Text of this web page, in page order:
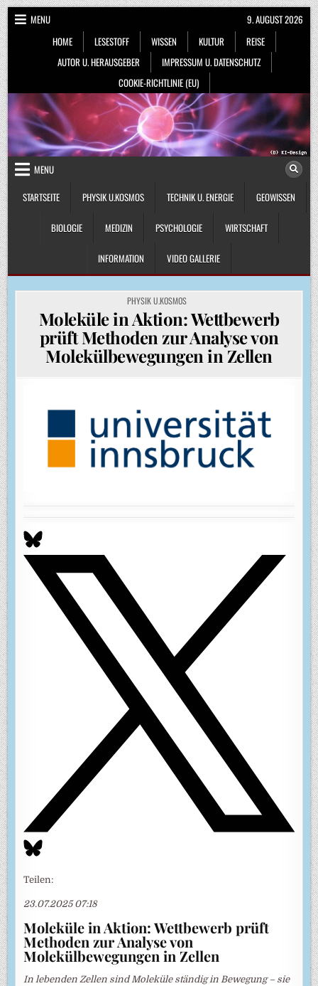
Skip
to
content
MENU
HOME
LESESTOFF WISSEN KULTUR
REISE
AUTOR U. HERAUSGEBER
IMPRESSUM U. DATENSCHUTZ
COOKIE-RICHTLINIE (EU)
9. AUGUST 2026
MENU
STARTSEITE
PHYSIK U.KOSMOS TECHNIK U. ENERGIE GEOWISSEN
BIOLOGIE MEDIZIN PSYCHOLOGIE WIRTSCHAFT
INFORMATION VIDEO GALLERIE
POSTED
IN
PHYSIK U.KOSMOS
Moleküle in Aktion: Wettbewerb
prüft Methoden zur Analyse von
Molekülbewegungen in Zellen
Teilen:
23.07.2025 07:18
Moleküle in Aktion: Wettbewerb prüft
Methoden zur Analyse von
Molekülbewegungen in Zellen
In lebenden Zellen sind Moleküle ständig in Bewegung – sie